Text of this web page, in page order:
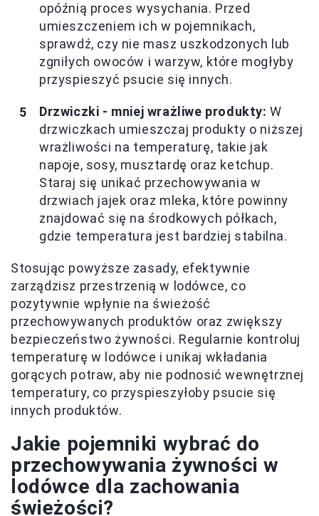
opóźnią proces wysychania. Przed
umieszczeniem ich w pojemnikach,
sprawdź, czy nie masz uszkodzonych lub
zgniłych owoców i warzyw, które mogłyby
przyspieszyć psucie się innych.
Drzwiczki - mniej wrażliwe produkty: W
drzwiczkach umieszczaj produkty o niższej
wrażliwości na temperaturę, takie jak
napoje, sosy, musztardę oraz ketchup.
Staraj się unikać przechowywania w
drzwiach jajek oraz mleka, które powinny
znajdować się na środkowych półkach,
gdzie temperatura jest bardziej stabilna.
Stosując powyższe zasady, efektywnie
zarządzisz przestrzenią w lodówce, co
pozytywnie wpłynie na świeżość
przechowywanych produktów oraz zwiększy
bezpieczeństwo żywności. Regularnie kontroluj
temperaturę w lodówce i unikaj wkładania
gorących potraw, aby nie podnosić wewnętrznej
temperatury, co przyspieszyłoby psucie się
innych produktów.
Jakie pojemniki wybrać do
przechowywania żywności w
lodówce dla zachowania
świeżości?